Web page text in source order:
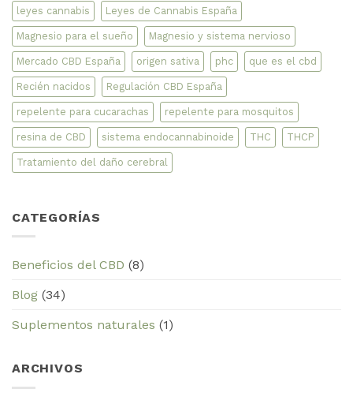
leyes cannabis Leyes de Cannabis España
Magnesio para el sueño Magnesio y sistema nervioso
Mercado CBD España origen sativa phc que es el cbd
Recién nacidos Regulación CBD España
repelente para cucarachas repelente para mosquitos
resina de CBD sistema endocannabinoide THC THCP
Tratamiento del daño cerebral
CATEGORÍAS
Beneficios del CBD (8)
Blog (34)
Suplementos naturales (1)
ARCHIVOS